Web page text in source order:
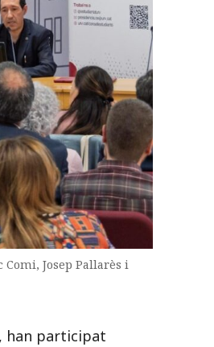
Josep Pallarès i
han participat